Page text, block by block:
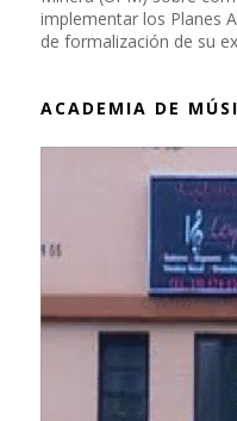
implementar los Planes
de formalización de su
ACADEMIA DE